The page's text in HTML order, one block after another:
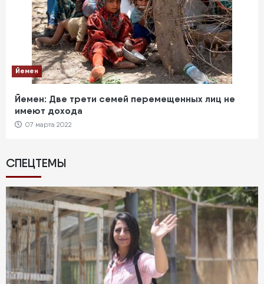
Йемен
Йемен: Две трети семей перемещенных лиц не
имеют дохода
07 марта 2022
СПЕЦТЕМЫ